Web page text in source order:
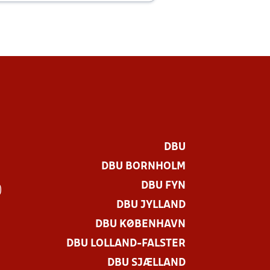
DBU
DBU BORNHOLM
DBU FYN
DBU JYLLAND
DBU KØBENHAVN
DBU LOLLAND-FALSTER
DBU SJÆLLAND